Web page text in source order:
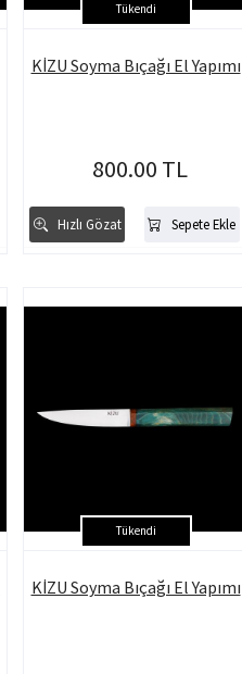
Tükendi
Hızlı Gözat Sepete Ekle
KİZU Soyma Bıçağı El Yapımı
800.00 TL
Tükendi
KİZU Soyma Bıçağı El Yapımı